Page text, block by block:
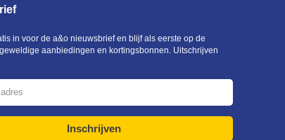
in voor de a&o nieuwsbrief en blijf als eerste op de
aanbiedingen en kortingsbonnen. Uitschrijven
Inschrijven